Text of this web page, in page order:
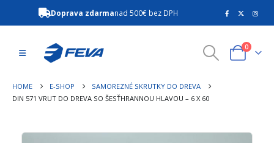
Doprava zdarmanad 500€ bez DPH
0
HOME E-SHOP
SAMOREZNÉ SKRUTKY DO DREVA
DIN 571 VRUT DO DREVA SO ŠESŤHRANNOU HLAVOU – 6 X 60